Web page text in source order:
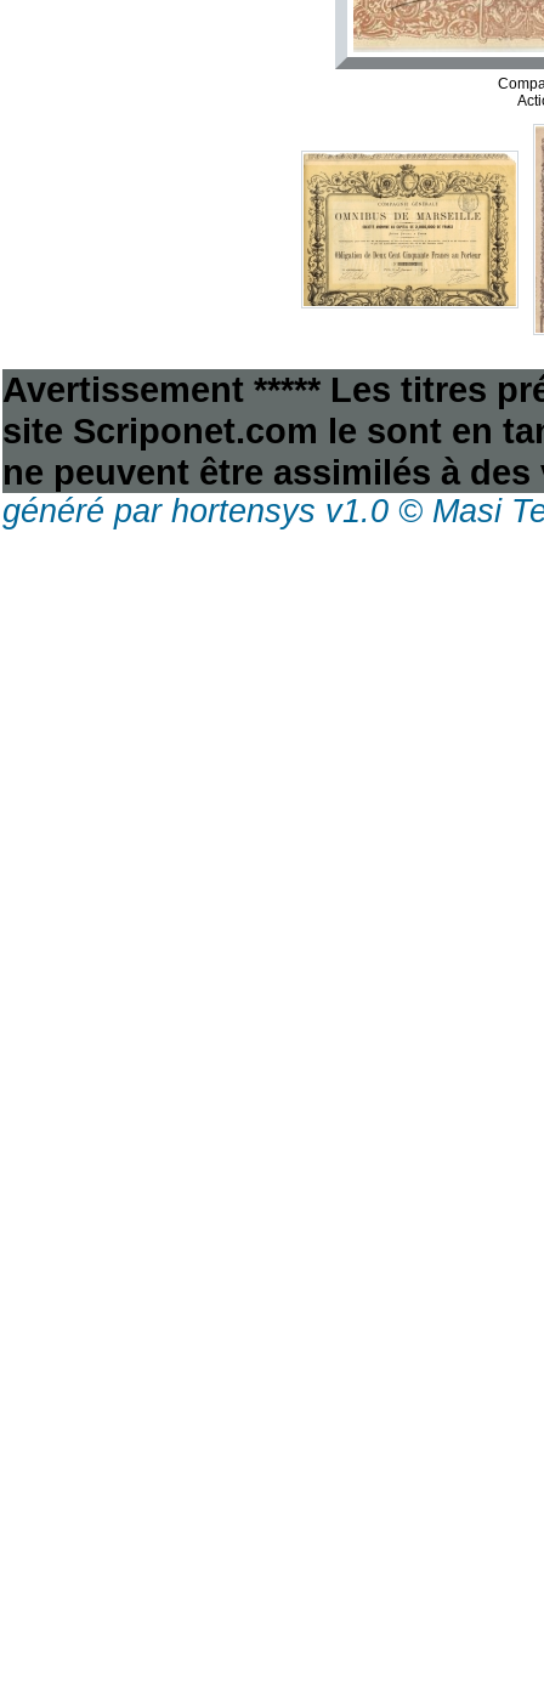
Avertissement ***** Les titres
site Scriponet.com le sont en
ne peuvent être assimilés à
généré par hortensys v1.0 © Masi